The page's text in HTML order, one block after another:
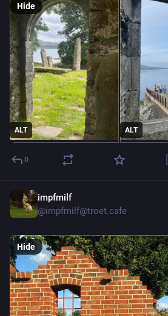
ALT ALT
Hide
0
impfmilf
@impfmilf@troet.cafe
Hide